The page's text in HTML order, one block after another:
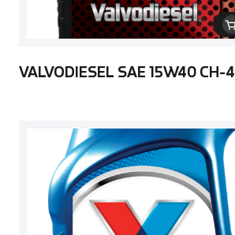
VALVODIESEL SAE 15W40 CH-4